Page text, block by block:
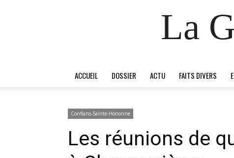
La
ACCUEIL DOSSIER ACTU FAITS DIVERS
Conflans-Sainte-Honorine
Les réunions de